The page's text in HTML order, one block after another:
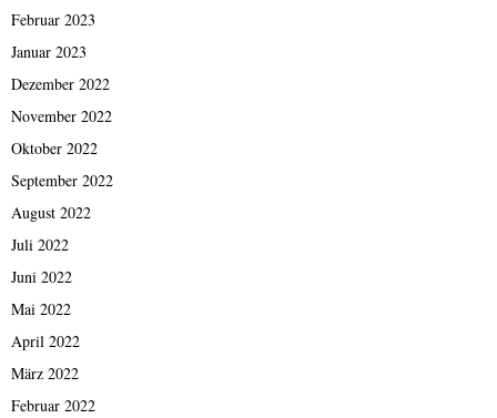
Februar 2023
Januar 2023
Dezember 2022
November 2022
Oktober 2022
September 2022
August 2022
Juli 2022
Juni 2022
Mai 2022
April 2022
März 2022
Februar 2022